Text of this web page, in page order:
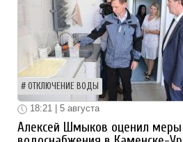
ОТКЛЮЧЕНИЕ ВОДЫ
18:21 | 5 августа
Алексей Шмыков оценил